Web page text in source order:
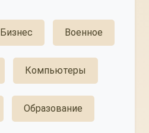
Бизнес Военное
Компьютеры
Образование